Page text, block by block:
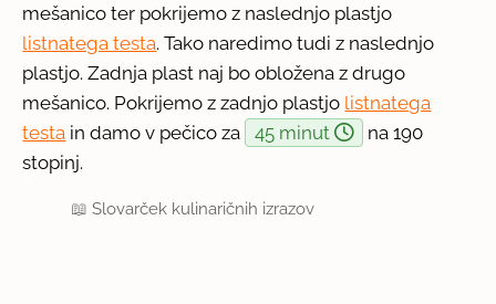
mešanico ter pokrijemo z naslednjo plastjo
listnatega testa. Tako naredimo tudi z naslednjo
plastjo. Zadnja plast naj bo obložena z drugo
mešanico. Pokrijemo z zadnjo plastjo listnatega
testa in damo v pečico za 45 minut
na 190
stopinj.
📖Slovarček kulinaričnih izrazov